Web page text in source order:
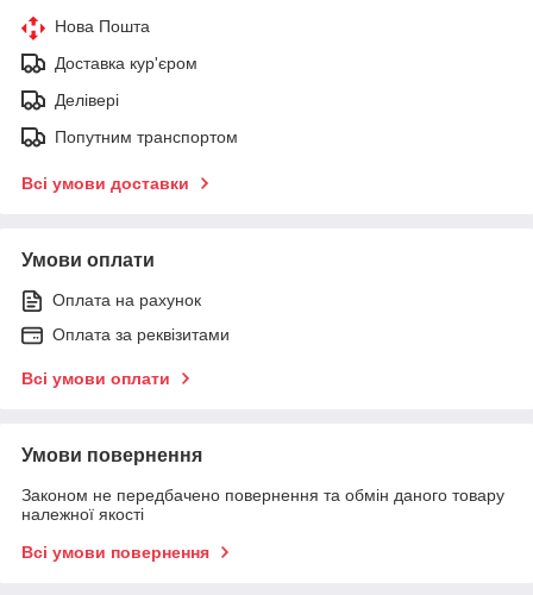
Нова Пошта
Доставка кур'єром
Делівері
Попутним транспортом
Всі умови доставки
Умови оплати
Оплата на рахунок
Оплата за реквізитами
Всі умови оплати
Умови повернення
Законом не передбачено повернення та обмін даного товару
належної якості
Всі умови повернення